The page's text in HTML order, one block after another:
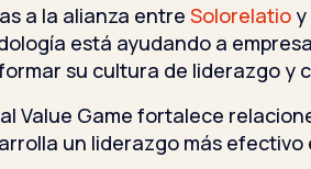
a la alianza entre Solorelatio y
está ayudando a
su cultura de liderazgo y
Value Game fortalece
un liderazgo más